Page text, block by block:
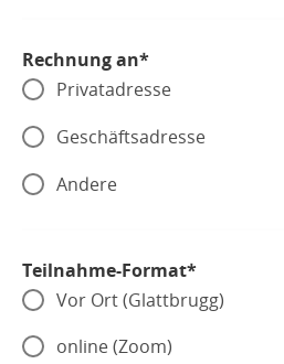
Rechnung an*
Privatadresse
Geschäftsadresse
Andere
Teilnahme-Format*
Vor Ort (Glattbrugg)
online (Zoom)